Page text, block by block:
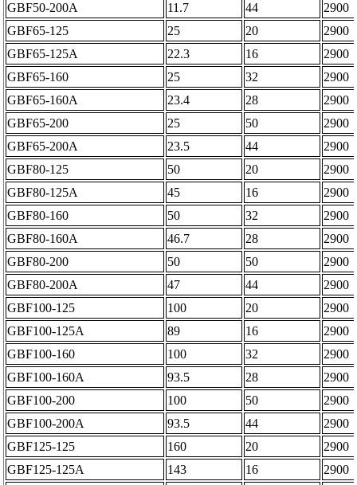
GBF50-200A
11.7 44
2900
GBF65-125
25 20
2900
GBF65-125A
22.3 16
2900
GBF65-160
25 32
2900
GBF65-160A
23.4 28
2900
GBF65-200
25 50
2900
GBF65-200A
23.5 44
2900
GBF80-125
50 20
2900
GBF80-125A
45 16
2900
GBF80-160
50 32
2900
GBF80-160A
46.7 28
2900
GBF80-200
50 50
2900
GBF80-200A
47 44
2900
GBF100-125
100 20
2900
GBF100-125A
89 16
2900
GBF100-160
100 32
2900
GBF100-160A
93.5 28
2900
GBF100-200
100 50
2900
GBF100-200A
93.5 44
2900
GBF125-125
160 20
2900
GBF125-125A
143 16
2900